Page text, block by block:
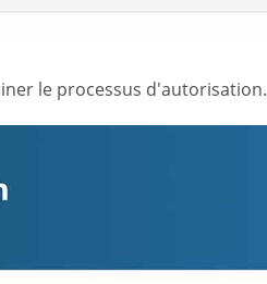
le processus d'autorisation.